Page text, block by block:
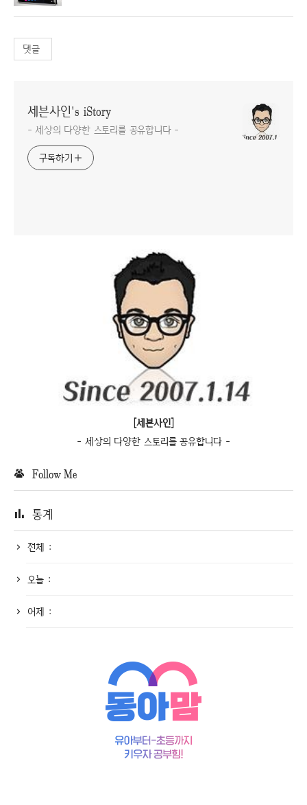
댓글
세븐사인's iStory
- 세상의 다양한 스토리를 공유합니다 -
구독하기
[세븐사인]
- 세상의 다양한 스토리를 공유합니다 -
Follow Me
통계
전체 :
오늘 :
어제 :